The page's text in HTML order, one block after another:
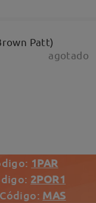
Patt)
agotado
1PAR
2POR1
MAS